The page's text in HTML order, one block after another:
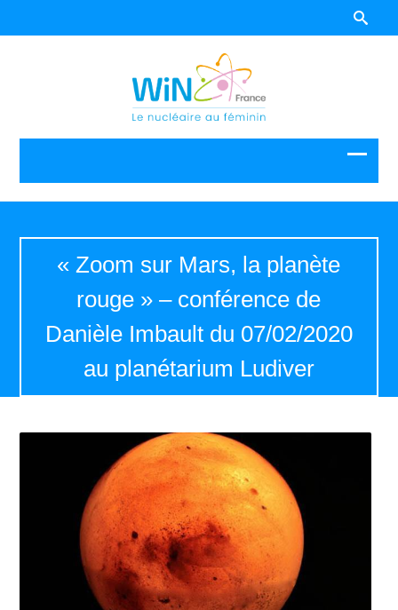
« Zoom sur Mars, la planète
rouge » – conférence de
Danièle Imbault du 07/02/2020
au planétarium Ludiver